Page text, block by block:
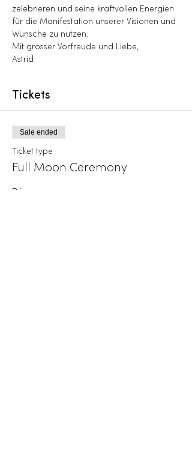
zelebrieren und seine kraftvollen Energien
für die Manifestation unserer Visionen und
Wünsche zu nutzen.
Mit grosser Vorfreude und Liebe,
Astrid
Tickets
Sale ended
Ticket type
Full Moon Ceremony
Price